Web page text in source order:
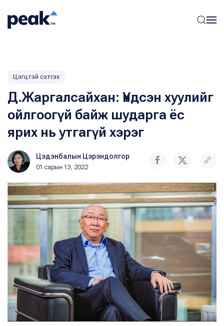
Цэгцтэй сэтгэх
Д.Жаргалсайхан: Үндсэн хуулийг
ойлгоогүй байж шударга ёс
ярих нь утгагүй хэрэг
Цэдэнбалын Цэрэндолгор
01 сарын 13, 2022